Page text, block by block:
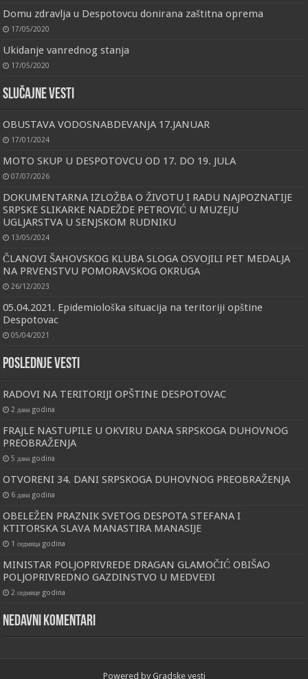
Domu zdravlja u Despotovcu donirana zaštitna oprema
17/05/2020
Ukidanje vanrednog stanja
17/05/2020
Slučajne vesti
OBUSTAVA VODOSNABDEVANJA 17.JANUAR
17/01/2024
MOTO SKUP U DESPOTOVCU OD 17. DO 19. JULA
07/07/2026
DOKUMENTARNA IZLOŽBA O ŽIVOTU I RADU NAJPOZNATIJE
SRPSKE SLIKARKE NADEŽDE PETROVIĆ U MUZEJU
UGLJARSTVA U SENJSKOM RUDNIKU
13/05/2024
ČLANOVI ŠAHOVSKOG KLUBA SLOGA OSVOJILI PET MEDALJA
NA PRVENSTVU POMORAVSKOG OKRUGA
26/12/2023
05.04.2021. Epidemiološka situacija na teritoriji opštine
Despotovac
05/04/2021
Poslednje vesti
RADOVI NA TERITORIJI OPŠTINE DESPOTOVAC
2 дана godina
FRAJLE NASTUPILE U OKVIRU DANA SRPSKOGA DUHOVNOG
PREOBRAŽENJA
5 дана godina
OTVORENI 34. DANI SRPSKOGA DUHOVNOG PREOBRAŽENJA
6 дана godina
OBELEŽEN PRAZNIK SVETOG DESPOTA STEFANA I
KTITORSKA SLAVA MANASTIRA MANASIJE
1 седмица godina
MINISTAR POLJOPRIVREDE DRAGAN GLAMOČIĆ OBIŠAO
POLJOPRIVREDNO GAZDINSTVO U MEDVEĐI
2 седмице godina
Nedavni komentari
Powered by Gradske vesti